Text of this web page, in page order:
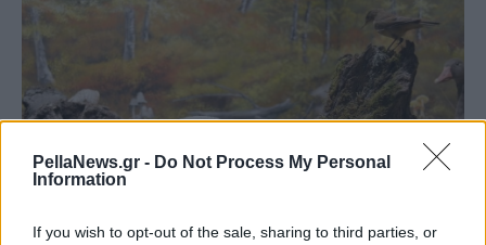
PellaNews.gr - Do Not Process My Personal
Information
If you wish to opt-out of the sale, sharing to third parties, or